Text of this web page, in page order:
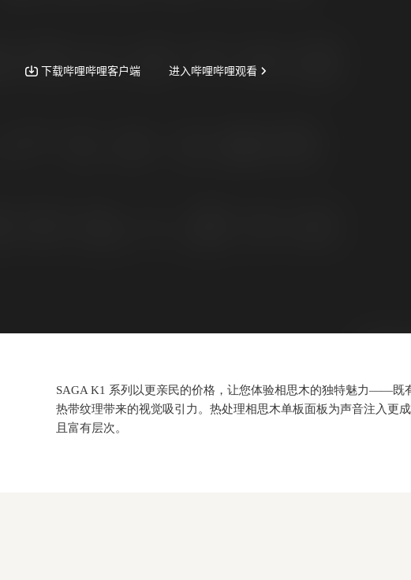
SAGA K1 系列 以更亲民的价格，让您体验相思木的独特魅力——既
热带纹理带来的视觉吸引力。热处理相思木单板面板为声音注入更
且富有层次。